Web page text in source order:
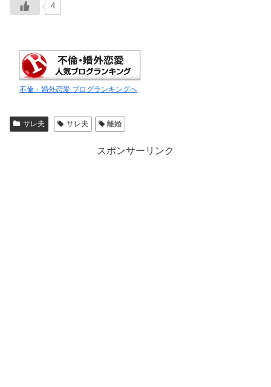
4
不倫・婚外恋愛 ブログランキングへ
サレ夫 サレ夫 離婚
スポンサーリンク